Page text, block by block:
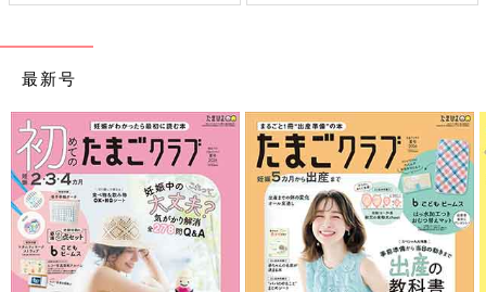
最新号